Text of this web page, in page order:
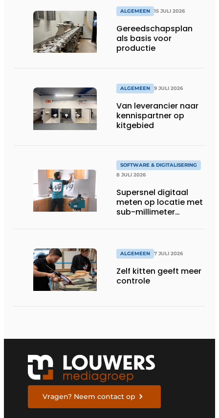
ALGEMEEN 15 JULI 2026
Gereedschapsplan
als basis voor
productie
ALGEMEEN 9 JULI 2026
Van leverancier naar
kennispartner op
kitgebied
SOFTWARE & DIGITALISERING
8 JULI 2026
Supersnel digitaal
meten op locatie met
sub-millimeter
ALGEMEEN 7 JULI 2026
Zelf kitten geeft meer
controle
Vragen? Neem contact op